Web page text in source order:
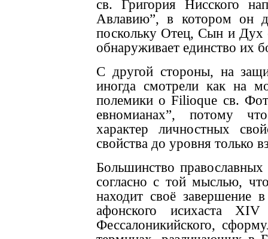
св. Григория Нисского
Авлавию”, в котором он
поскольку Отец, Сын и Дух
обнаруживает единство их
С другой стороны, на
иногда смотрели как на
полемики о Filioque св.
евномианах”, потому
характер личностных
свойства до уровня только
Большинство
согласно с той мыслью,
находит своё завершение
афонского исихаста XIV
Фессалоникийского,